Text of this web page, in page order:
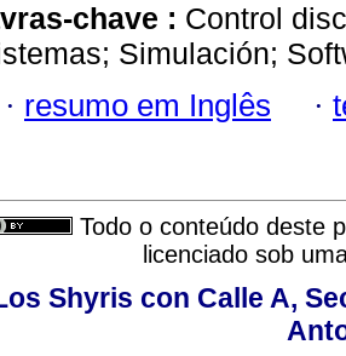
chave : Control
Simulación;
· resumo em Inglês ·
Todo o conteúdo deste
licenciado sob
Shyris con Calle A,